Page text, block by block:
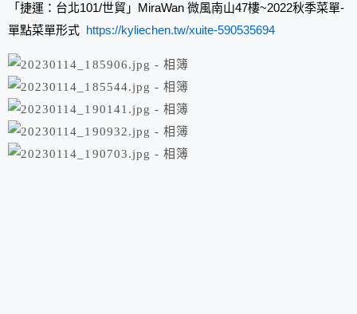
「捷運：台北101/世貿」MiraWan 微風南山47樓~2022秋季菜單-
單點菜單形式 https://kyliechen.tw/xuite-590535694